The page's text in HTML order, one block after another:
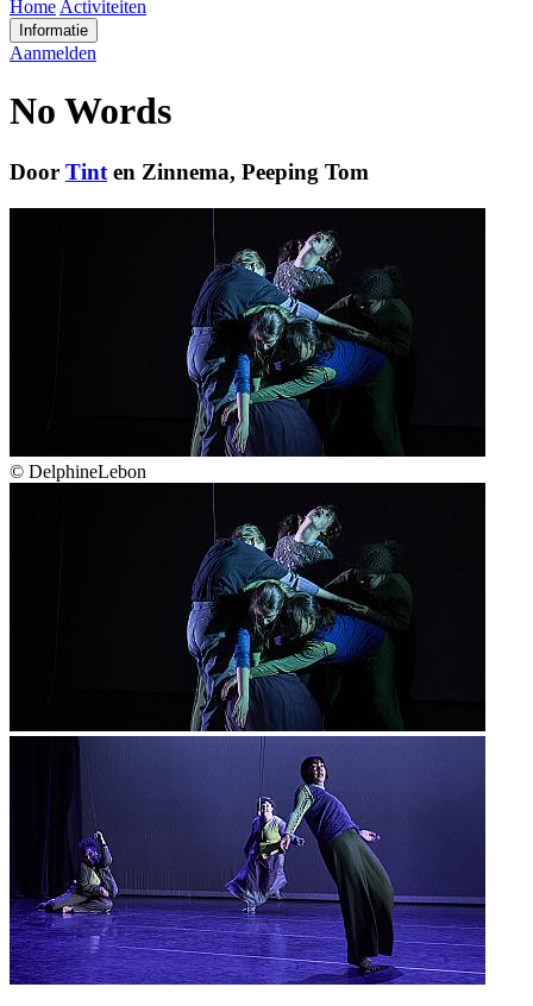
Home Activiteiten
Informatie
Aanmelden
No Words
Door Tint en Zinnema, Peeping Tom
© DelphineLebon